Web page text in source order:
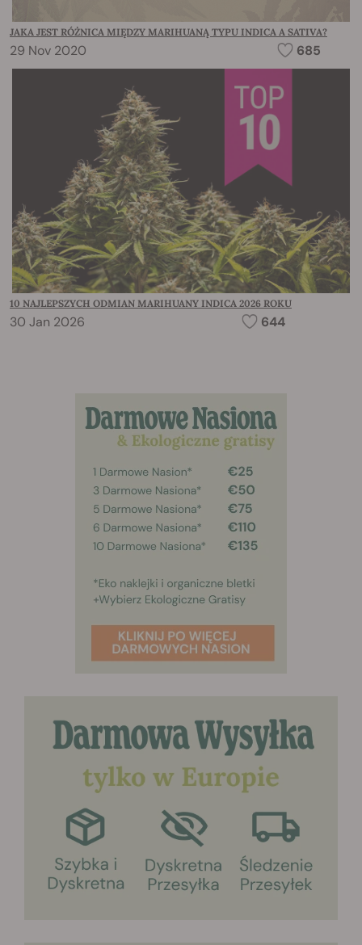
JAKA JEST RÓŻNICA MIĘDZY MARIHUANĄ TYPU INDICA A SATIVA?
29 Nov 2020 685
10 NAJLEPSZYCH ODMIAN MARIHUANY INDICA 2026 ROKU
30 Jan 2026 644